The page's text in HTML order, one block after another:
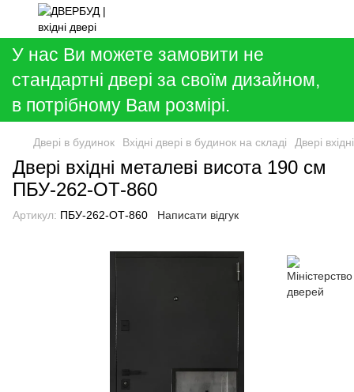
У нас Ви можете замовити не
стандартні двері за своїм дизайном,
в потрібному Вам розмірі.
Двері в будинок Вхідні двері в будинок на складі Двері
Двері вхідні металеві висота 190 см
ПБУ-262-ОТ-860
Артикул: ПБУ-262-ОТ-860 Написати відгук